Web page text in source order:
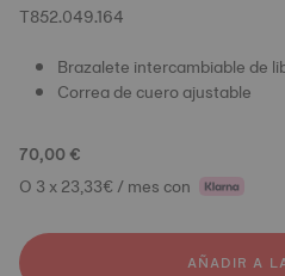
T852.049.164
Brazalete intercambiable de
Correa de cuero ajustable
70,00 €
O 3 x 23,33€ / mes con
AÑADIR A